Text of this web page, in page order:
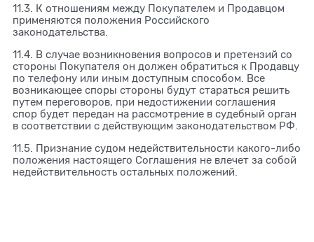
11.3. К отношениям между Покупателем и Продавцом
применяются положения Российского
законодательства.
11.4. В случае возникновения вопросов и претензий со
стороны Покупателя он должен обратиться к Продавцу
по телефону или иным доступным способом. Все
возникающее споры стороны будут стараться решить
путем переговоров, при недостижении соглашения
спор будет передан на рассмотрение в судебный орган
в соответствии с действующим законодательством РФ.
11.5. Признание судом недействительности какого-либо
положения настоящего Соглашения не влечет за собой
недействительность остальных положений.